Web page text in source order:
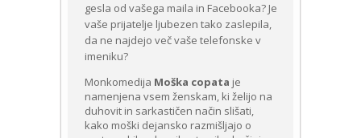
gesla od vašega maila in Facebooka? Je
vaše prijatelje ljubezen tako zaslepila,
da ne najdejo več vaše telefonske v
imeniku?
Monkomedija Moška copata je
namenjena vsem ženskam, ki želijo na
duhovit in sarkastičen način slišati,
kako moški dejansko razmišljajo o